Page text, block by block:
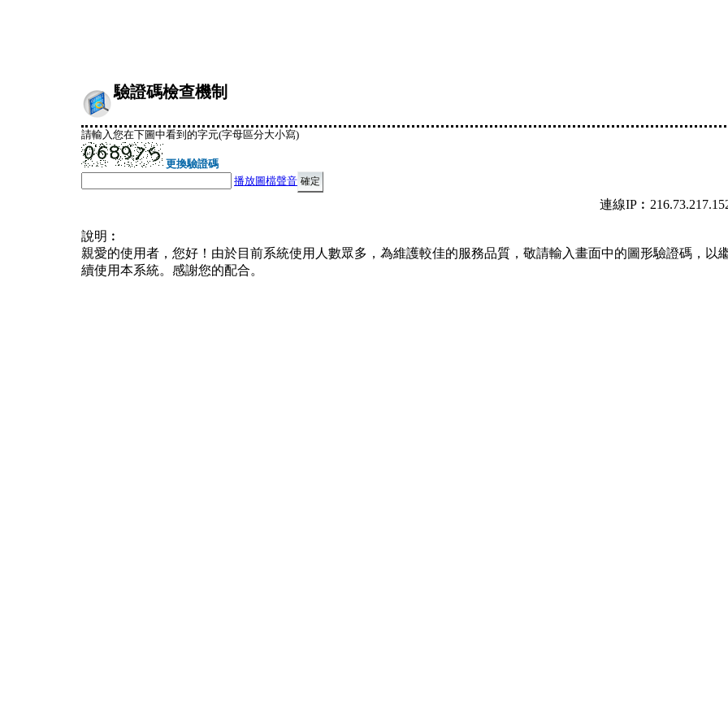
驗證碼檢查機制
請輸入您在下圖中看到的字元(字母區分大小寫)
更換驗證碼
播放圖檔聲音
連線
說明︰
親愛的使用者，您好！由於目前系統使用人數眾多，為維護較佳的服務品質，敬請輸入畫面中的圖形驗證碼，以
續使用本系統。感謝您的配合。